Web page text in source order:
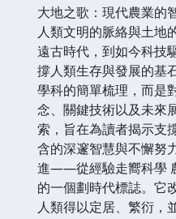
大地之歌：現代農業的
人類文明的脈絡與土地
遠古時代，到如今科技
撐人類生存與發展的基
學科的簡單梳理，而是
念、關鍵技術以及未來
索，旨在為讀者揭示支
含的深邃智慧與不懈努
進——從經驗走嚮科學
的一個劃時代標誌。它
人類得以定居、繁衍，